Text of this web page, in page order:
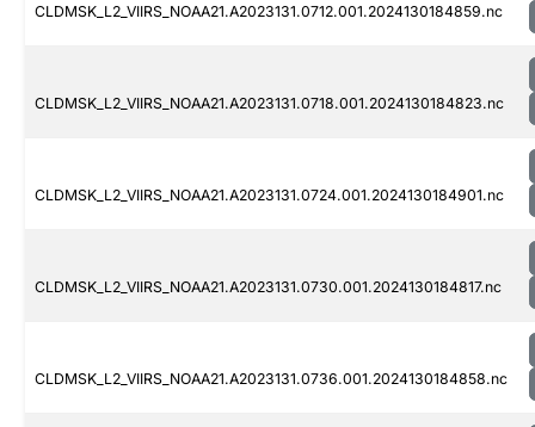
CLDMSK_L2_VIIRS_NOAA21.A2023131.0712.001.2024130184859.nc
CLDMSK_L2_VIIRS_NOAA21.A2023131.0718.001.2024130184823.nc
CLDMSK_L2_VIIRS_NOAA21.A2023131.0724.001.2024130184901.nc
CLDMSK_L2_VIIRS_NOAA21.A2023131.0730.001.2024130184817.nc
CLDMSK_L2_VIIRS_NOAA21.A2023131.0736.001.2024130184858.nc